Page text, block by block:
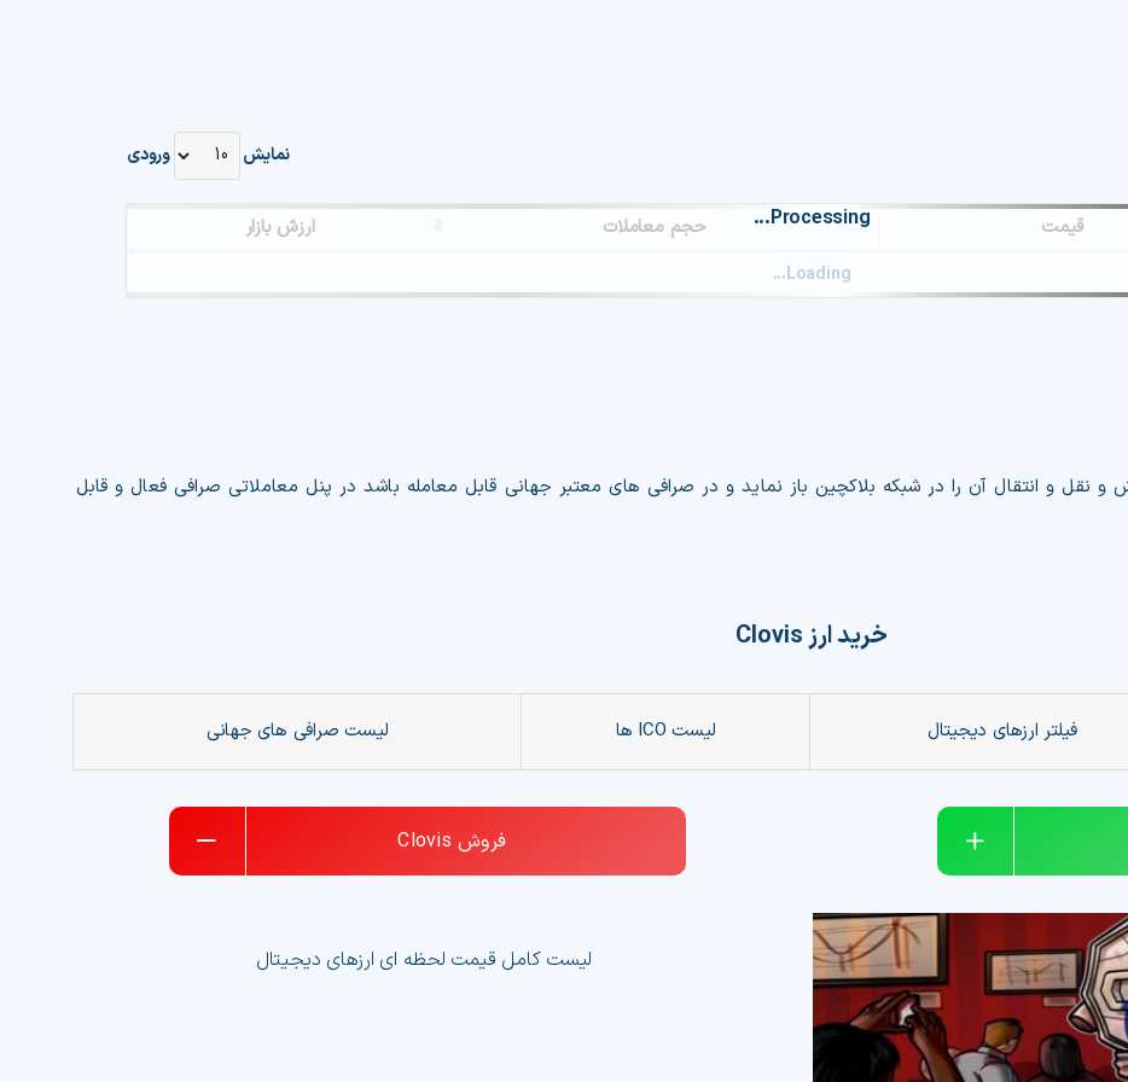
نمایش ورودی
قیمت حجم معاملات ارزش بازار
Attention: Please exclude this page from your cache plugin, as it is currently causing a
For detailed instructions on how to implement the exclusion, kindly follow this link:
نقل و انتقال آن را در شبکه بلاکچین باز نماید و در صرافی های معتبر جهانی قابل معامله باشد در پنل معاملاتی صرافی فعال و قابل
خرید ارز